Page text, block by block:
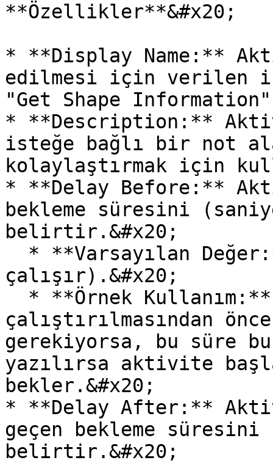
**Özellikler**&#x20;
* **Display Name:**
edilmesi için verilen
"Get Shape
* **Description:**
isteğe bağlı bir not
kolaylaştırmak için
* **Delay Before:**
bekleme süresini
belirtir.&#x20;
çalışır).&#x20;
çalıştırılmasından
gerekiyorsa, bu süre
yazılırsa aktivite
bekler.&#x20;
* **Delay After:**
geçen bekleme
belirtir.&#x20;